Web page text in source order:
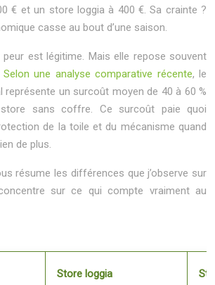
€ et un store loggia à 400 €. Sa crainte ?
casse au bout d’une saison.
est légitime. Mais elle repose souvent
Selon une analyse comparative récente, le
un surcoût moyen de 40 à 60 %
sans coffre. Ce surcoût paie quoi
de la toile et du mécanisme quand
de plus.
résume les différences que j’observe sur
sur ce qui compte vraiment au
Store loggia